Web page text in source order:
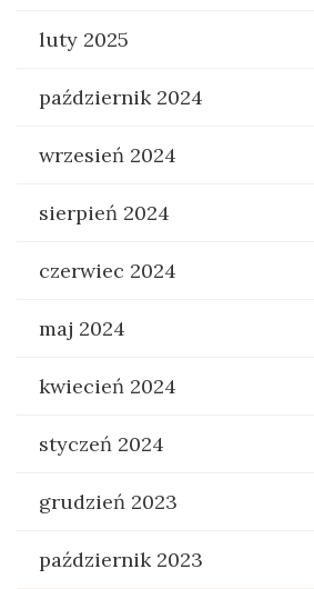
luty 2025
październik 2024
wrzesień 2024
sierpień 2024
czerwiec 2024
maj 2024
kwiecień 2024
styczeń 2024
grudzień 2023
październik 2023